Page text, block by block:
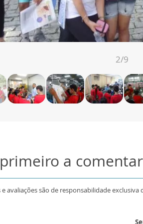
2/9
a comentar
avaliações são de responsabilidade